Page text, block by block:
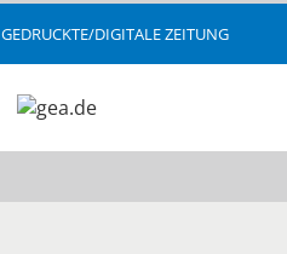
GEDRUCKTE/DIGITALE ZEITUNG